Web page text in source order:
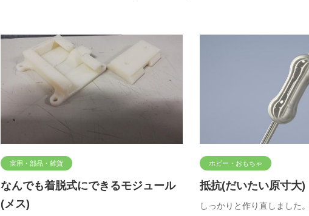
実用・部品・雑貨
なんでも着脱式にできるモジュール
(メス)
ホビー・おもちゃ
抵抗(だいたい原寸大)
しっかりと作り直しました